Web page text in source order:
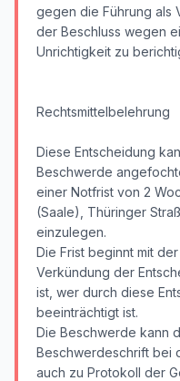
gegen die Führung als
der Beschluss wegen
Unrichtigkeit zu
Rechtsmittelbelehrung
Diese Entscheidung
Beschwerde
einer Notfrist von 2
(Saale), Thüringer
einzulegen.
Die Frist beginnt mit
Verkündung der
ist, wer durch diese
beeinträchtigt ist.
Die Beschwerde kann
Beschwerdeschrift bei
auch zu Protokoll der